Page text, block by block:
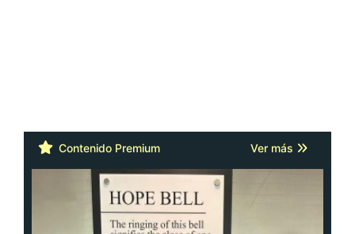
Contenido Premium Ver más